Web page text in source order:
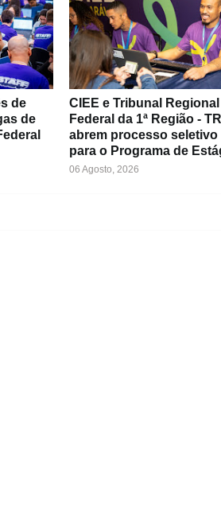
de
de
CIEE e Tribunal Regional
Federal da 1ª Região -
abrem processo seletivo
para o Programa de
06 Agosto, 2026